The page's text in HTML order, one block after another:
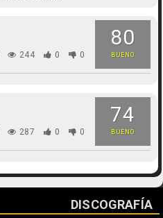
80
BUENO
244 0 0
74
BUENO
287 0 0
DISCOGRAFÍA